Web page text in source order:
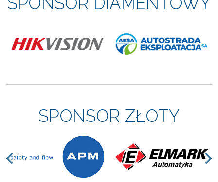
SPONSOR ZŁOTY
Previous